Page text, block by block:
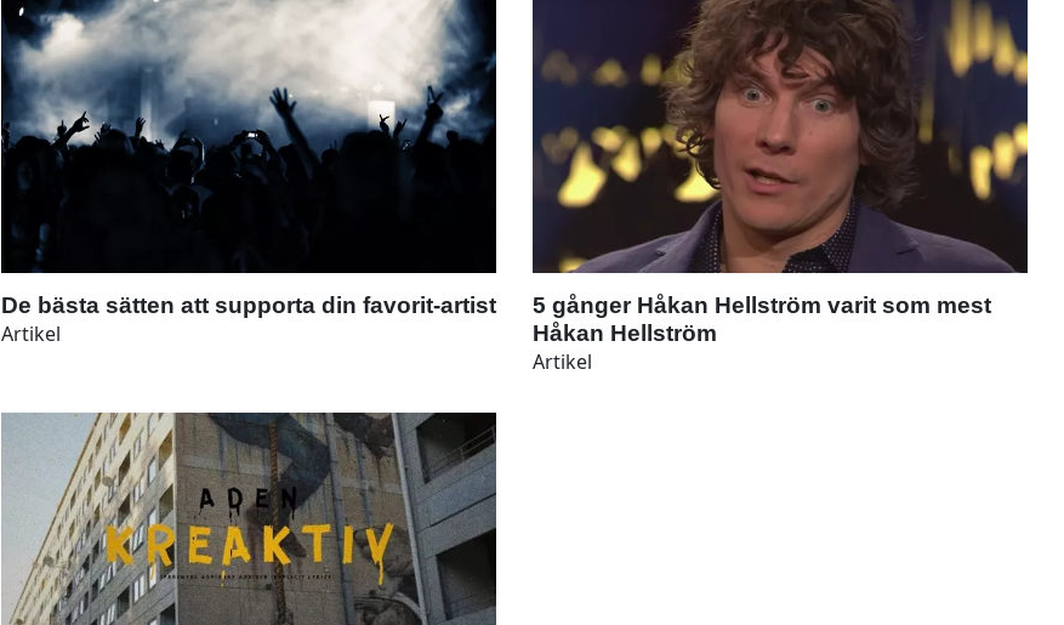
De bästa sätten att supporta din favorit-artist
Artikel
5 gånger Håkan Hellström varit som mest
Håkan Hellström
Artikel